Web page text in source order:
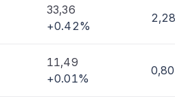
33,36
+0.42%
11,49
+0.01%